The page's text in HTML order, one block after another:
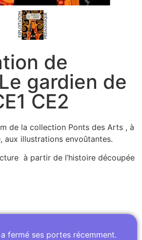
de
gardien de
CE2
de la collection Ponts des Arts , à
aux illustrations envoûtantes.
à partir de l’histoire découpée
fermé ses portes récemment.